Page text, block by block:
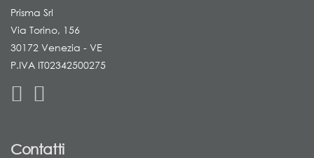
Prisma Srl
Via Torino, 156
30172 Venezia - VE
P.IVA IT02342500275
Contatti